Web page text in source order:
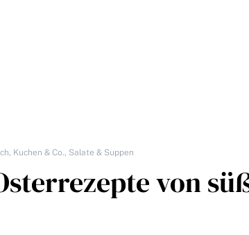
, Kuchen & Co., Salate & Suppen
von